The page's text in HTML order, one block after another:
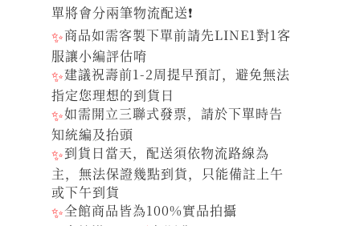
單將會分兩筆物流配送❗
✨商品如需客製下單前請先LINE1對1客
服讓小編評估唷
✨建議祝壽前1-2周提早預訂，避免無法
指定您理想的到貨日
✨如需開立三聯式發票，請於下單時告
知統編及抬頭
✨到貨日當天，配送須依物流路線為
主，無法保證幾點到貨，只能備註上午
或下午到貨
✨全館商品皆為100%實品拍攝